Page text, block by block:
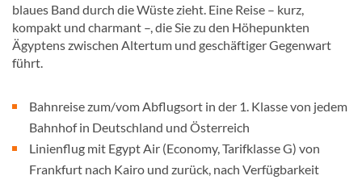
blaues Band durch die Wüste zieht. Eine Reise – kurz,
kompakt und charmant –, die Sie zu den Höhepunkten
Ägyptens zwischen Altertum und geschäftiger Gegenwart
führt.
Bahnreise zum/vom Abflugsort in der 1. Klasse von jedem
Bahnhof in Deutschland und Österreich
Linienflug mit Egypt Air (Economy, Tarifklasse G) von
Frankfurt nach Kairo und zurück, nach Verfügbarkeit